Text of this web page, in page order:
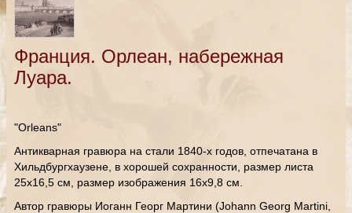
Франция. Орлеан, набережная
Луара.
"Orleans"
Антикварная гравюра на стали 1840-х годов, отпечатана в
Хильдбургхаузене, в хорошей сохранности, размер листа
25х16,5 см, размер изображения 16х9,8 см.
Автор гравюры Иоганн Георг Мартини (Johann Georg Martini,